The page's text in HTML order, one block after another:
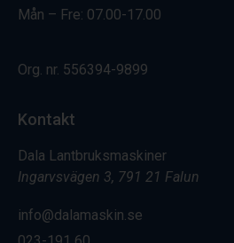
Mån – Fre: 07.00-17.00
Org. nr. 556394-9899
Kontakt
Dala Lantbruksmaskiner
Ingarvsvägen 3, 791 21 Falun
info@dalamaskin.se